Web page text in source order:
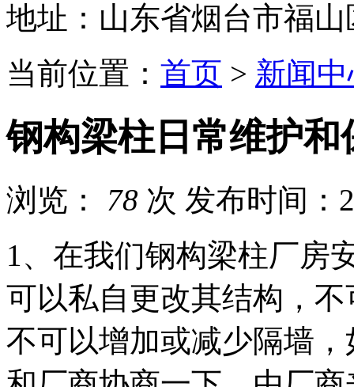
地址：山东省烟台市福
当前位置： 首页 > 新闻
钢构梁柱日常维护
浏览： 78 次 发布时间：
1、在我们钢构梁柱厂房
可以私自更改其结构，
不可以增加或减少隔墙